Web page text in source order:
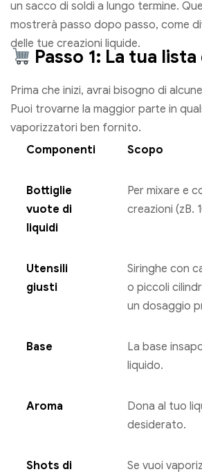
un sacco di soldi a lungo termine.
mostrerà passo dopo passo, come
delle tue creazioni liquide.
Passo 1: La tua
Prima che inizi, avrai bisogno di
Puoi trovarne la maggior parte in
vaporizzatori ben fornito.
Componenti
Scopo
Bottiglie
vuote di
liquidi
Per mixare e
creazioni (zB.
Utensili
giusti
Siringhe con
o piccoli
un dosaggio
Base
La base
liquido.
Aroma
Dona al tuo
desiderato.
Shots di
Se vuoi